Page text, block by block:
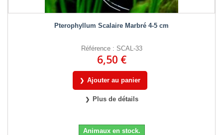
Pterophyllum Scalaire Marbré 4-5 cm
Référence : SCAL-33
6,50 €
Ajouter au panier
Plus de détails
Animaux en stock.